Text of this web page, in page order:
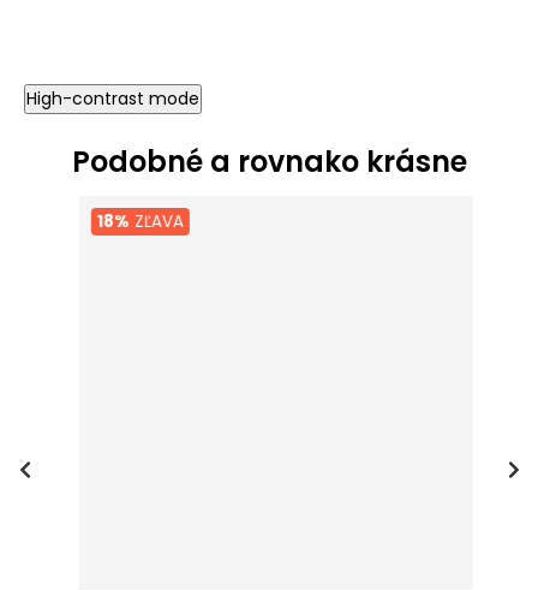
High-contrast mode
Podobné a rovnako krásne
18%ZĽAVA